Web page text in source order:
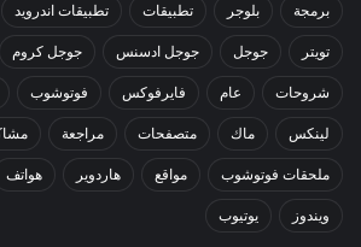
برمجة بلوجر تطبيقات تطبيقات اندرويد
تويتر جوجل جوجل ادسنس جوجل كروم
شروحات عام فايرفوكس فوتوشوب
لينكس ماك متصفحات مراجعة
ملحقات فوتوشوب مواقع هاردوير هواتف
ويندوز يوتيوب